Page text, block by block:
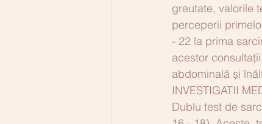
greutate, valorile
perceperii
- 22 la prima
acestor
abdominală și
INVESTIGATII
Dublu test de